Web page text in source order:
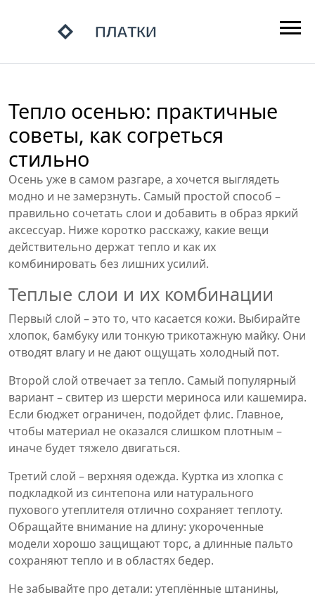
Тепло осенью: практичные
советы, как согреться
стильно
Осень уже в самом разгаре, а хочется выглядеть
модно и не замерзнуть. Самый простой способ –
правильно сочетать слои и добавить в образ яркий
аксессуар. Ниже коротко расскажу, какие вещи
действительно держат тепло и как их
комбинировать без лишних усилий.
Теплые слои и их комбинации
Первый слой – это то, что касается кожи. Выбирайте
хлопок, бамбуку или тонкую трикотажную майку. Они
отводят влагу и не дают ощущать холодный пот.
Второй слой отвечает за тепло. Самый популярный
вариант – свитер из шерсти мериноса или кашемира.
Если бюджет ограничен, подойдет флис. Главное,
чтобы материал не оказался слишком плотным –
иначе будет тяжело двигаться.
Третий слой – верхняя одежда. Куртка из хлопка с
подкладкой из синтепона или натурального
пухового утеплителя отлично сохраняет теплоту.
Обращайте внимание на длину: укороченные
модели хорошо защищают торс, а длинные пальто
сохраняют тепло и в областях бедер.
Не забывайте про детали: утеплённые штанины,